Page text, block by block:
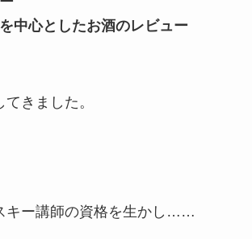
中心としたお酒のレビュー
きました。
キー講師の資格を生かし……